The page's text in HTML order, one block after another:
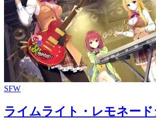
SFW
ライムライト・レモネー